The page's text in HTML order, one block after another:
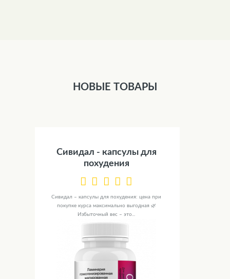
НОВЫЕ ТОВАРЫ
Сивидал - капсулы для
похудения
Сивидал – капсулы для похудения: цена при
покупке курса максимально выгодная 🌿
Избыточный вес – это...